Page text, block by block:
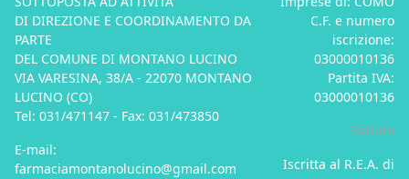
DI DIREZIONE E COORDINAMENTO DA
PARTE
DEL COMUNE DI MONTANO LUCINO
VIA VARESINA, 38/A - 22070 MONTANO
LUCINO (CO)
Tel: 031/471147 - Fax: 031/473850
E-mail:
farmaciamontanolucino@gmail.com
C.F. e numero
iscrizione:
03000010136
Partita IVA:
03000010136
Statuto
Iscritta al R.E.A. di